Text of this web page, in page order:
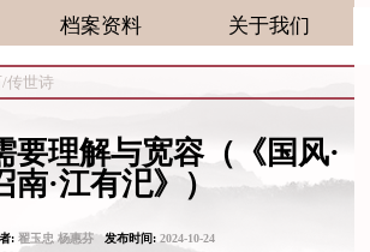
档案资料 关于我们
/传世诗
要理解与宽容（《国风·
南·江有汜》）
: 翟玉忠 杨惠芬发布时间: 2024-10-24